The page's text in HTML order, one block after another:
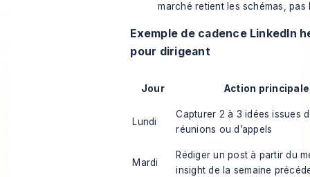
marché retient les schémas, pas
Exemple de cadence LinkedIn
pour dirigeant
Jour Action principale
Lundi
Capturer 2 à 3 idées issues
réunions ou d’appels
Mardi
Rédiger un post à partir du
insight de la semaine